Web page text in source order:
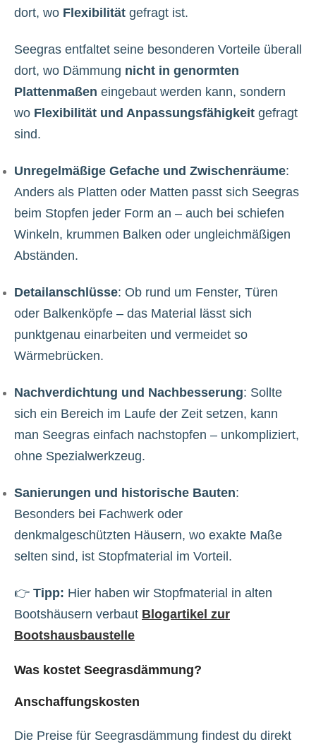
dort, wo Flexibilität gefragt ist.
Seegras entfaltet seine besonderen Vorteile überall
dort, wo Dämmung nicht in genormten
Plattenmaßen eingebaut werden kann, sondern
wo Flexibilität und Anpassungsfähigkeit gefragt
sind.
Unregelmäßige Gefache und Zwischenräume:
Anders als Platten oder Matten passt sich Seegras
beim Stopfen jeder Form an – auch bei schiefen
Winkeln, krummen Balken oder ungleichmäßigen
Abständen.
Detailanschlüsse: Ob rund um Fenster, Türen
oder Balkenköpfe – das Material lässt sich
punktgenau einarbeiten und vermeidet so
Wärmebrücken.
Nachverdichtung und Nachbesserung: Sollte
sich ein Bereich im Laufe der Zeit setzen, kann
man Seegras einfach nachstopfen – unkompliziert,
ohne Spezialwerkzeug.
Sanierungen und historische Bauten:
Besonders bei Fachwerk oder
denkmalgeschützten Häusern, wo exakte Maße
selten sind, ist Stopfmaterial im Vorteil.
👉 Tipp: Hier haben wir Stopfmaterial in alten
Bootshäusern verbaut Blogartikel zur
Bootshausbaustelle
Was kostet Seegrasdämmung?
Anschaffungskosten
Die Preise für Seegrasdämmung findest du direkt